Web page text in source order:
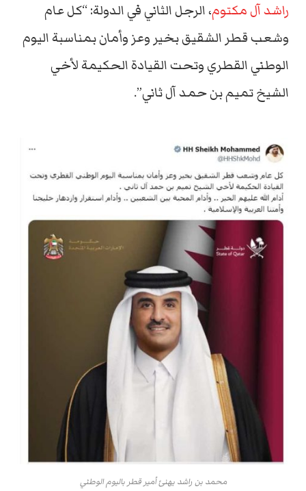
راشد آل مكتوم، الرجل الثاني في الدولة: “كل عام
وشعب قطر الشقيق بخير وعز وأمان بمناسبة اليوم
الوطني القطري وتحت القيادة الحكيمة لأخي
الشيخ تميم بن حمد آل ثاني”.
محمد بن راشد يهنئ أمير قطر باليوم الوطني